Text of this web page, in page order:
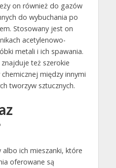
on również do gazów
do wybuchania po
Stosowany jest on
acetylenowo-
metali i ich spawania.
też szerokie
między innymi
tworzyw sztucznych.
ich mieszanki, które
oferowane są